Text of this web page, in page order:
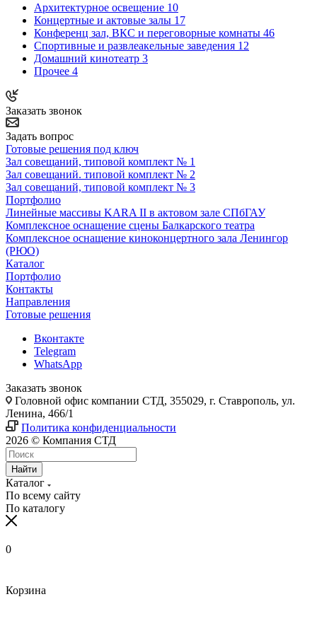
Архитектурное освещение 10
Концертные и актовые залы 17
Конференц зал, ВКС и переговорные комнаты 46
Спортивные и развлеакельные заведения 12
Домашний кинотеатр 3
Прочее 4
Заказать звонок
Задать вопрос
Готовые решения под ключ
Зал совещаний, типовой комплект № 1
Зал совещаний. типовой комплект № 2
Зал совещаний, типовой комплект № 3
Портфолио
Линейные массивы KARA II в актовом зале СПбГАУ
Комплексное оснащение сцены Балкарского театра
Комплексное оснащение киноконцертного зала Ленингор
(РЮО)
Каталог
Портфолио
Контакты
Направления
Готовые решения
Вконтакте
Telegram
WhatsApp
Заказать звонок
Головной офис компании СТД, 355029, г. Ставрополь, ул.
Ленина, 466/1
Политика конфиденциальности
2026 © Компания СТД
Найти
Каталог
По всему сайту
По каталогу
0
Корзина